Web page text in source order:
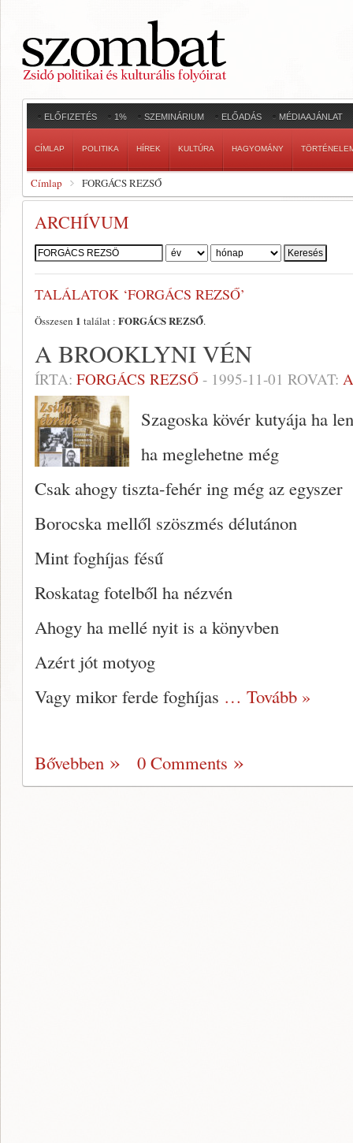
ELŐFIZETÉS 1% SZEMINÁRIUM ELŐADÁS MÉDIAAJÁNLAT
CÍMLAP POLITIKA HÍREK KULTÚRA HAGYOMÁNY
Címlap FORGÁCS REZSŐ
ARCHÍVUM
Szerző:
TALÁLATOK ‘FORGÁCS REZSŐ’
Összesen 1 találat : FORGÁCS REZSŐ.
A BROOKLYNI VÉN
ÍRTA: FORGÁCS REZSŐ - 1995-11-01 ROVAT:
Szagoska kövér kutyája ha
ha meglehetne még
Csak ahogy tiszta-fehér ing még az egyszer
Borocska mellől szöszmés délutánon
Mint foghíjas fésű
Roskatag fotelből ha nézvén
Ahogy ha mellé nyit is a könyvben
Azért jót motyog
Vagy mikor ferde foghíjas … Tovább »
Bővebben 0 Comments